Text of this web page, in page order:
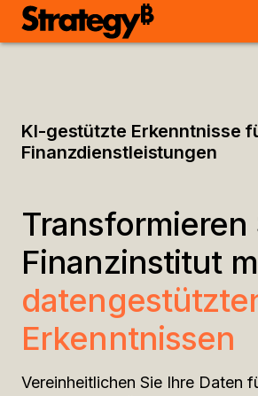
KI-gestützte Erkenntnisse
Finanzdienstleistungen
Transformieren
Finanzinstitut
Erkenntnissen
Vereinheitlichen Sie Ihre Daten